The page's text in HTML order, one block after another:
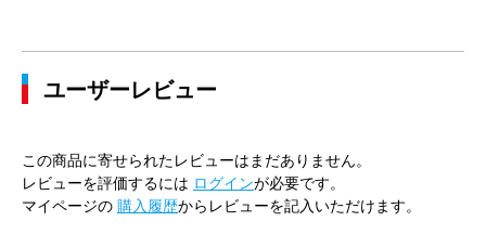
ユーザーレビュー
この商品に寄せられたレビューはまだありません。
レビューを評価するには ログインが必要です。
マイページの 購入履歴からレビューを記入いただけます。